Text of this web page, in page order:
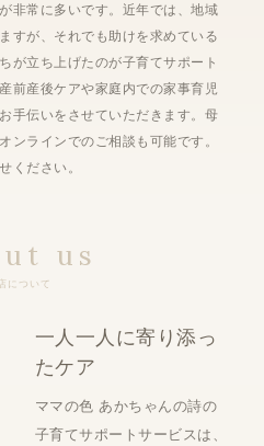
非常に多いです。近年では、地域
すが、それでも助けを求めている
が立ち上げたのが子育てサポート
前産後ケアや家庭内での家事育児
手伝いをさせていただきます。母
ンラインでのご相談も可能です。
ください。
us
について
一人一人に寄り添っ
たケア
ママの色 あかちゃんの詩の
子育てサポートサービスは、